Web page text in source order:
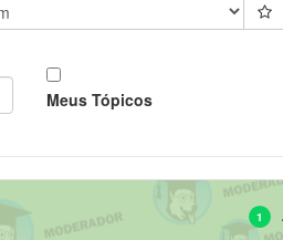
Meus Tópicos
1